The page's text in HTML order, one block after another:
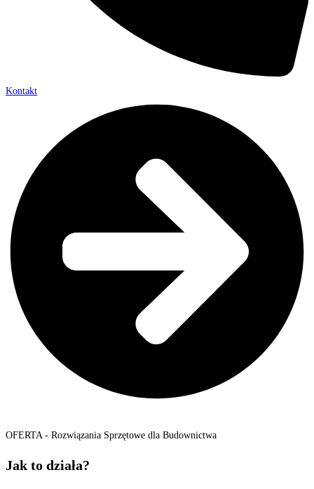
Kontakt
OFERTA - Rozwiązania Sprzętowe dla Budownictwa
Jak to działa?